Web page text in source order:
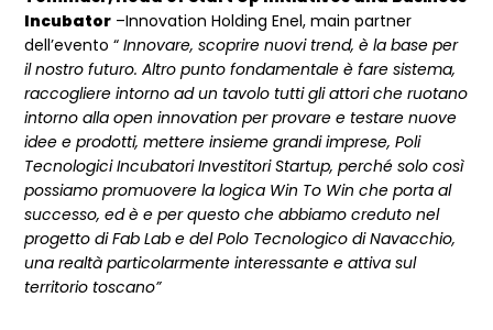
Incubator –Innovation Holding Enel, main partner
dell’evento “Innovare, scoprire nuovi trend, è la base per
il nostro futuro. Altro punto fondamentale è fare sistema,
raccogliere intorno ad un tavolo tutti gli attori che ruotano
intorno alla open innovation per provare e testare nuove
idee e prodotti, mettere insieme grandi imprese, Poli
Tecnologici Incubatori Investitori Startup, perché solo così
possiamo promuovere la logica Win To Win che porta al
successo, ed è e per questo che abbiamo creduto nel
progetto di Fab Lab e del Polo Tecnologico di Navacchio,
una realtà particolarmente interessante e attiva sul
territorio toscano”